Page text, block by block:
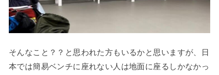
そんなこと？？と思われた方もいるかと思いますが、
日
本では簡易ベンチに座れない人は地面に座るしかなかっ